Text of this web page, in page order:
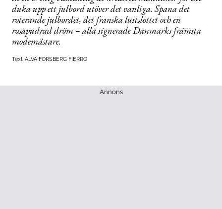
duka upp ett julbord utöver det vanliga. Spana det
roterande julbordet, det franska lustslottet och en
rosapudrad dröm – alla signerade Danmarks främsta
modemästare.
Text ALVA FORSBERG FIERRO
Annons